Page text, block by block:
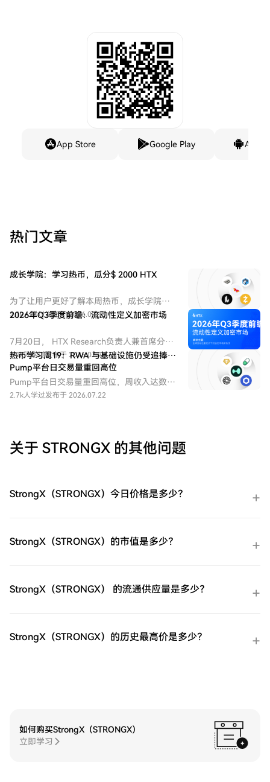
App Store Google Play
热门文章
成长学院：学习热币，瓜分$ 2000 HTX
为了让用户更好了解本周热币，成长学院推
出学习赚币和交易赚币等活动。
3.1k人学过发布于 2026.07.15
2026年Q3季度前瞻：流动性定义加密市场
7月20日， HTX Research负责人兼首席分析
师 Andy Liu 做客火币大咖讲堂第五期，并以
“2026年Q3季度前瞻：全球流动性重定价下
的加密市场新秩序”为主题，围绕全球流动性
重定价、加密市场结构变化、核心资产走势
1.1k人学过发布于 2026.07.22
热币学习周19：RWA 与基础设施仍受追捧，
Pump平台日交易量重回高位
Pump平台日交易量重回高位，周收入达数百
万美元，推动 PUMP 回购。
2.7k人学过发布于 2026.07.22
关于 STRONGX 的其他问题
StrongX（STRONGX）今日价格是多少？
StrongX（STRONGX）的市值是多少？
StrongX（STRONGX） 的流通供应量是多少？
StrongX（STRONGX）的历史最高价是多少？
如何购买StrongX（STRONGX）
立即学习